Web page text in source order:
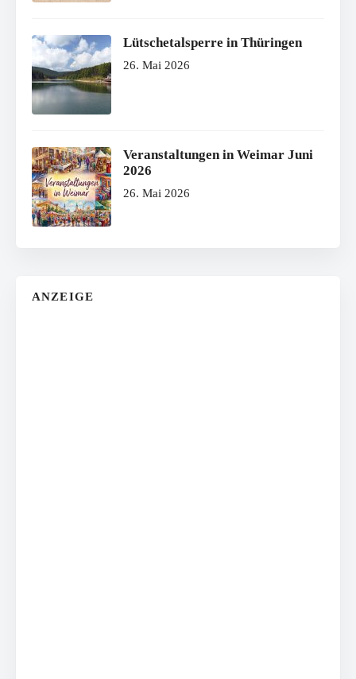
Lütschetalsperre in Thüringen
26. Mai 2026
Veranstaltungen in Weimar Juni
2026
26. Mai 2026
ANZEIGE